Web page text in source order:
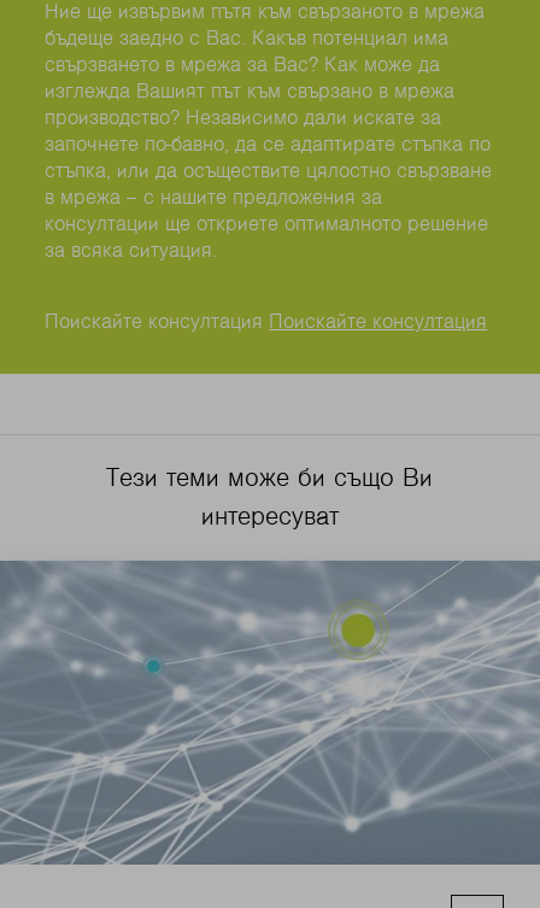
Ние ще извървим пътя към свързаното в мрежа
бъдеще заедно с Вас. Какъв потенциал има
свързването в мрежа за Вас? Как може да
изглежда Вашият път към свързано в мрежа
производство? Независимо дали искате за
започнете по-бавно, да се адаптирате стъпка по
стъпка, или да осъществите цялостно свързване
в мрежа – с нашите предложения за
консултации ще откриете оптималното решение
за всяка ситуация.
Поискайте консултация Поискайте консултация
Тези теми може би също Ви
интересуват